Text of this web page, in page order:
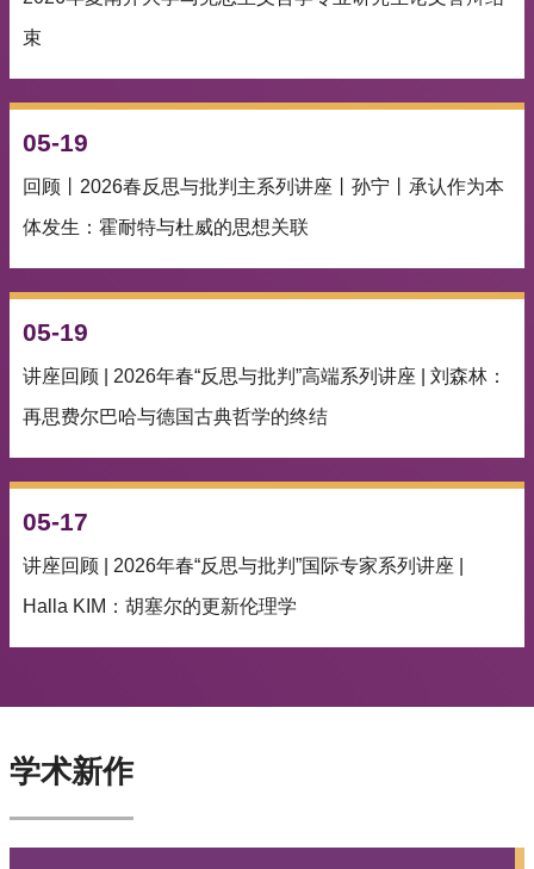
束
05-19
回顾丨2026春反思与批判主系列讲座丨孙宁丨承认作为本
体发生：霍耐特与杜威的思想关联
05-19
讲座回顾 | 2026年春“反思与批判”高端系列讲座 | 刘森林：
再思费尔巴哈与德国古典哲学的终结
05-17
讲座回顾 | 2026年春“反思与批判”国际专家系列讲座 |
Halla KIM：胡塞尔的更新伦理学
学术新作